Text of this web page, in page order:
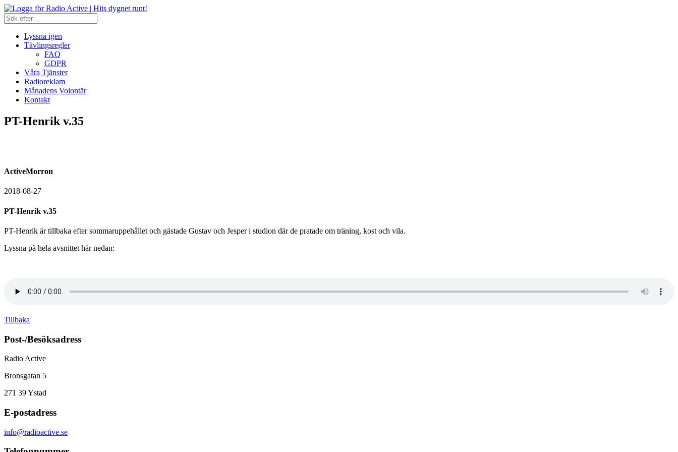
Lyssna igen
Tävlingsregler
FAQ
GDPR
Våra Tjänster
Radioreklam
Månadens Volontär
Kontakt
PT-Henrik v.35
ActiveMorron
2018-08-27
PT-Henrik v.35
PT-Henrik är tillbaka efter sommaruppehållet och gästade Gustav och Jesper i studion där de pratade om träning, kost och vila.
Lyssna på hela avsnittet här nedan:
Tillbaka
Post-/Besöksadress
Radio Active
Bronsgatan 5
271 39Ystad
E-postadress
info@radioactive.se